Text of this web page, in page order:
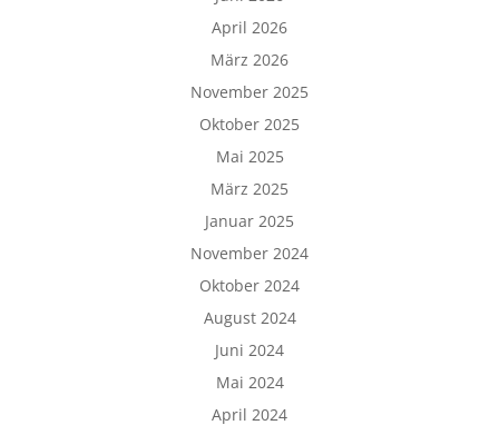
April 2026
März 2026
November 2025
Oktober 2025
Mai 2025
März 2025
Januar 2025
November 2024
Oktober 2024
August 2024
Juni 2024
Mai 2024
April 2024